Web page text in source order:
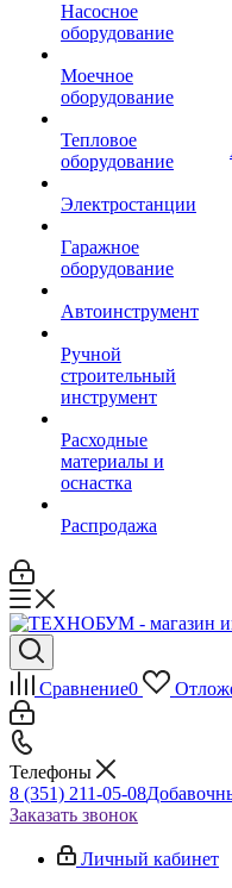
Насосное
оборудование
Моечное
оборудование
Тепловое
оборудование
Электростанции
Гаражное
оборудование
Автоинструмент
Ручной
строительный
инструмент
Расходные
материалы и
оснастка
Распродажа
Сравнение0
Телефоны
8 (351) 211-05-08
Заказать звонок
Личный кабинет